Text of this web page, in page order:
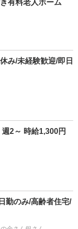
有料老人ホーム
み/未経験歓迎/即日
2～ 時給1,300円
勤のみ/高齢者住宅/